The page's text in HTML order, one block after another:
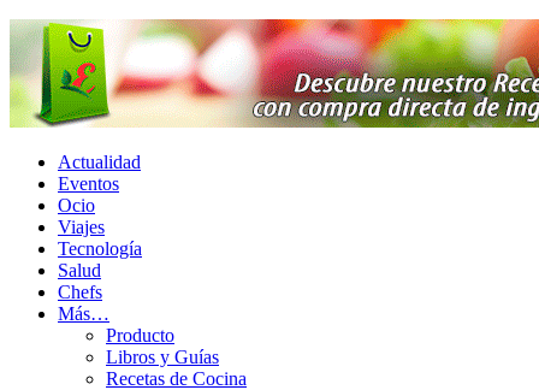
Actualidad
Eventos
Ocio
Viajes
Tecnología
Salud
Chefs
Más…
Producto
Libros y Guías
Recetas de Cocina